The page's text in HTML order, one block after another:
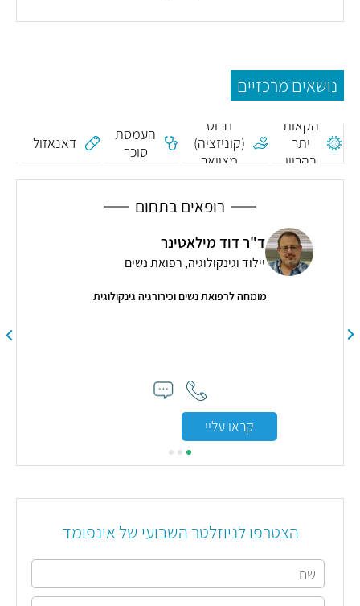
נושאים מרכזיים
הקאות
יתר
בהריון
חרוט
(קוניזציה)
מצוואר
הרחם
העמסת
סוכר
דאנאזול
רופאים בתחום
ד"ר דוד מילאטינר
יילוד וגינקולוגיה, רפואת נשים
מומחה לרפואת נשים וכירורגיה גינקולוגית
קראו עליי
הצטרפו לניוזלטר השבועי של אינפומד